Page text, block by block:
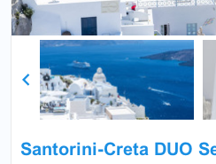
Santorini-Creta DUO
Previous